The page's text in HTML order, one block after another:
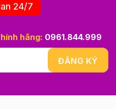
24/7
hãng: 0961.844.999